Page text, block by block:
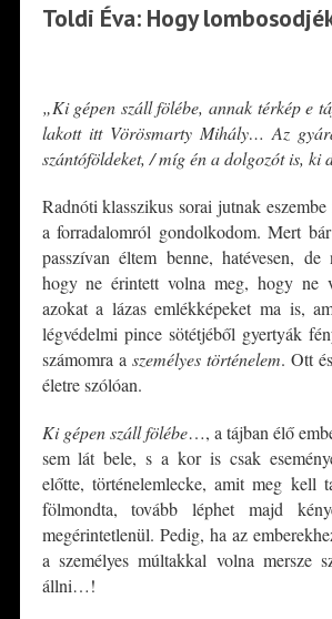
Toldi Éva: Hogy
„Ki gépen száll fölébe, annak térkép e
lakott itt Vörösmarty Mihály… Az
szántóföldeket, / míg én a dolgozót is,
Radnóti klasszikus sorai jutnak
a forradalomról gondolkodom. Mert
passzívan éltem benne, hatévesen, de
hogy ne érintett volna meg, hogy ne
azokat a lázas emlékképeket ma is,
légvédelmi pince sötétjéből gyertyák
számomra a személyes történelem. Ott
életre szólóan.
Ki gépen száll fölébe…, a tájban élő
sem lát bele, s a kor is csak
előtte, történelemlecke, amit meg kell
fölmondta, tovább léphet majd
megérintetlenül. Pedig, ha az
a személyes múltakkal volna mersze
állni…!